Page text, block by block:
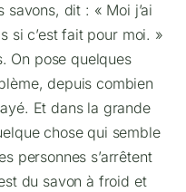
savons, dit : « Moi j’ai
si c’est fait pour moi. »
On pose quelques
depuis combien
Et dans la grande
chose qui semble
personnes s’arrêtent
du savon à froid et